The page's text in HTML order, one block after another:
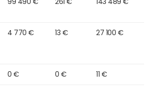
99 490 € 261 € 143 489 €
4 770 € 13 € 27 100 €
0 € 0 € 11 €